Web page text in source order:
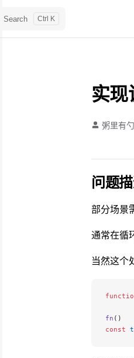
Search
实现
粥里有
问题
部分场景
通常在循
当然这个
fn ()
const